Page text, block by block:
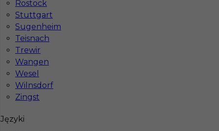
Rostock
Stuttgart
Sugenheim
Teisnach
Trewir
Wangen
Wesel
Wilnsdorf
Zingst
Języki
Praca w Niemczech dla Pomocnika Murarza -
Essen
Kategoria Prace budowlane
Pomocnik
Lokalizacja
Wymagane języki
Niemiecki dobry